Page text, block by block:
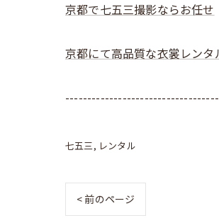
京都で七五三撮影ならお任せ
京都にて高品質な衣裳レンタ
七五三 レンタル
< 前のページ